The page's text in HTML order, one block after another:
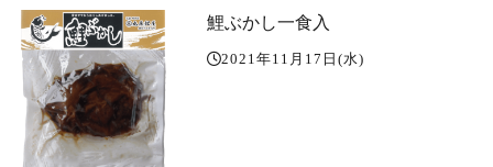
鯉ぶかし一食入
2021年11月17日(水)